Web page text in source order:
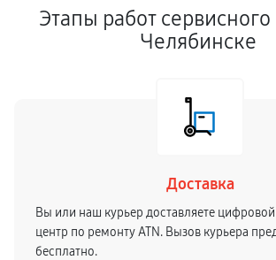
Этапы работ
Челябинске
Доставка
Вы или наш курьер доставляете
центр по ремонту ATN. Вызов курьера
бесплатно.